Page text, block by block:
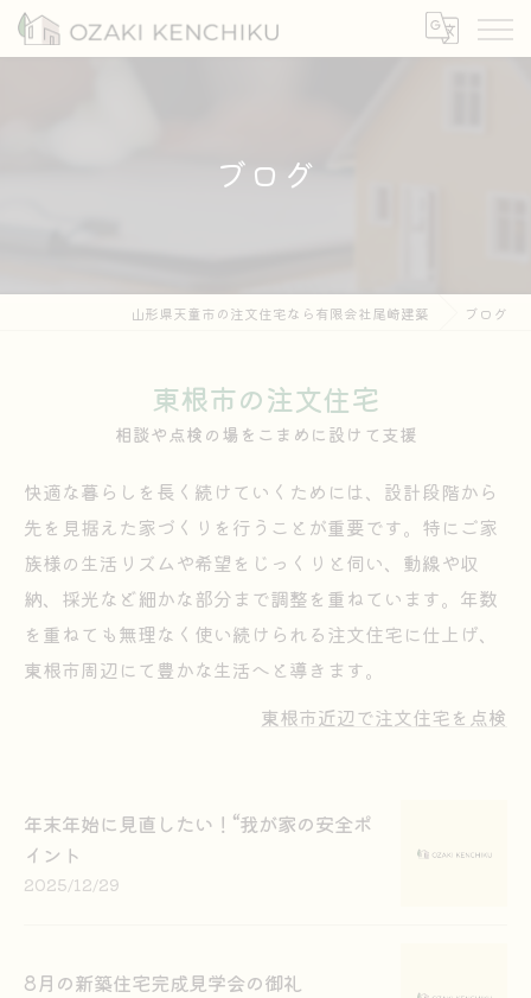
ブログ
山形県天童市の注文住宅なら有限会社尾崎建築 ブログ
東根市の注文住宅
相談や点検の場をこまめに設けて支援
快適な暮らしを長く続けていくためには、設計段階から
先を見据えた家づくりを行うことが重要です。特にご家
族様の生活リズムや希望をじっくりと伺い、動線や収
納、採光など細かな部分まで調整を重ねています。年数
を重ねても無理なく使い続けられる注文住宅に仕上げ、
東根市周辺にて豊かな生活へと導きます。
東根市近辺で注文住宅を点検
年末年始に見直したい！“我が家の安全ポ
イント
2025/12/29
8月の新築住宅完成見学会の御礼